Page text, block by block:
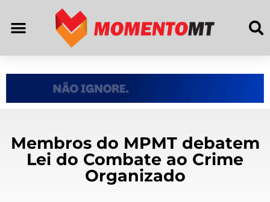
Membros do MPMT debatem
Lei do Combate ao Crime
Organizado